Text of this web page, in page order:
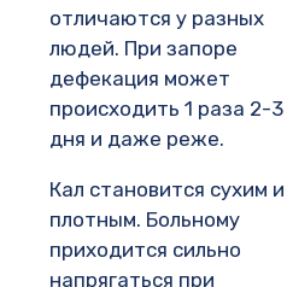
отличаются у разных
людей. При запоре
дефекация может
происходить 1 раза 2-3
дня и даже реже.
Кал становится сухим и
плотным. Больному
приходится сильно
напрягаться при